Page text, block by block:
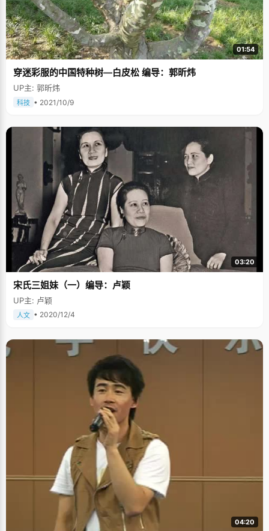
01:54
穿迷彩服的中国特种树—白皮松 编导：郭昕炜
UP主: 郭昕炜
科技 • 2021/10/9
03:20
宋氏三姐妹（一）编导：卢颖
UP主: 卢颖
人文 • 2020/12/4
04:20